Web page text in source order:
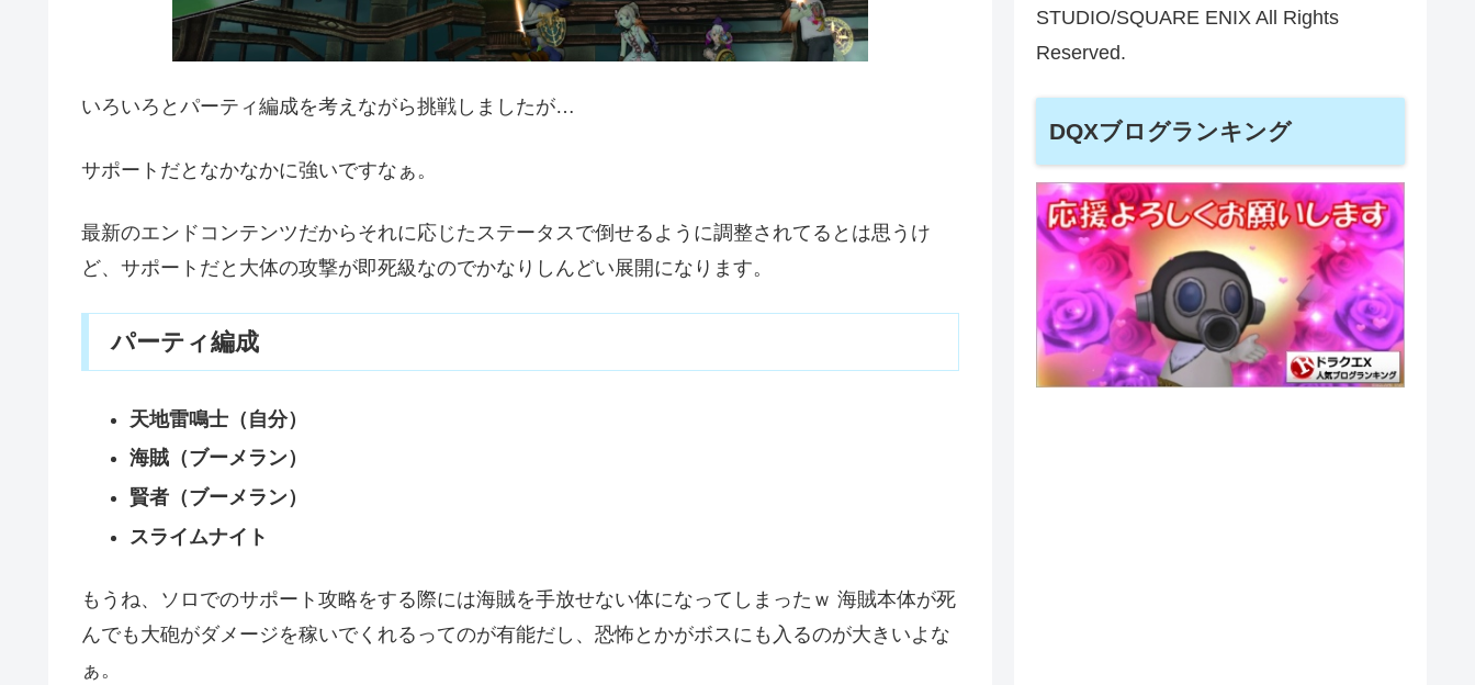
いろいろとパーティ編成を考えながら挑戦しましたが…
サポートだとなかなかに強いですなぁ。
最新のエンドコンテンツだからそれに応じたステータスで倒せるように調整されてるとは思うけ
ど、サポートだと大体の攻撃が即死級なのでかなりしんどい展開になります。
パーティ編成
天地雷鳴士（自分）
海賊（ブーメラン）
賢者（ブーメラン）
スライムナイト
もうね、ソロでのサポート攻略をする際には海賊を手放せない体になってしまったｗ 海賊本体が死
んでも大砲がダメージを稼いでくれるってのが有能だし、恐怖とかがボスにも入るのが大きいよな
ぁ。
STUDIO/SQUARE ENIX All Rights
Reserved.
DQXブログランキング